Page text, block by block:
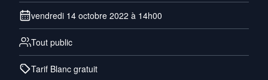
vendredi 14 octobre 2022 à 14h00
Tout public
Tarif Blanc gratuit